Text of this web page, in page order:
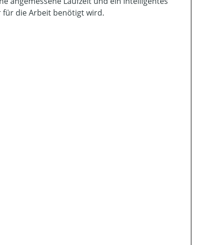
für die Arbeit benötigt wird.